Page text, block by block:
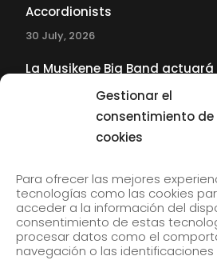
Gestionar el
consentimiento de
cookies
Para ofrecer las mejores
tecnologías como las cookies
acceder a la información del
consentimiento de estas
procesar datos como el
navegación o las
Accordionists
30 July, 2026
La Musikene Big Band
Tolliver en el 61 Jazzaldia
Subscribe to our newsletter to
email.